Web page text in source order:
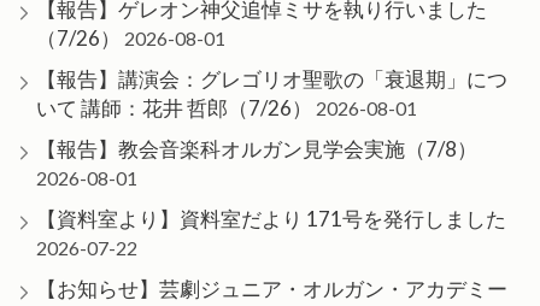
【報告】ゲレオン神父追悼ミサを執り行いました
（7/26）
2026-08-01
【報告】講演会：グレゴリオ聖歌の「衰退期」につ
いて 講師：花井 哲郎（7/26）
2026-08-01
【報告】教会音楽科オルガン見学会実施（7/8）
2026-08-01
【資料室より】資料室だより 171号を発行しました
2026-07-22
【お知らせ】芸劇ジュニア・オルガン・アカデミー